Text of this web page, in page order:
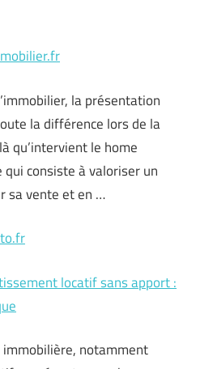
la présentation
la différence lors de la
qu’intervient le home
consiste à valoriser un
sa vente et en …
locatif sans apport :
immobilière, notamment